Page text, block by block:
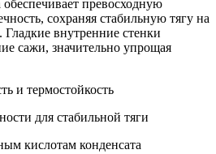
превосходную
сохраняя стабильную тягу на
внутренние стенки
сажи, значительно упрощая
и термостойкость
для стабильной тяги
кислотам конденсата